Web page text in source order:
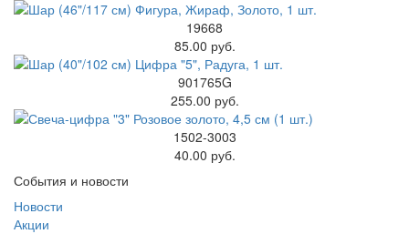
19668
85.00 руб.
901765G
255.00 руб.
1502-3003
40.00 руб.
События и новости
Новости
Акции